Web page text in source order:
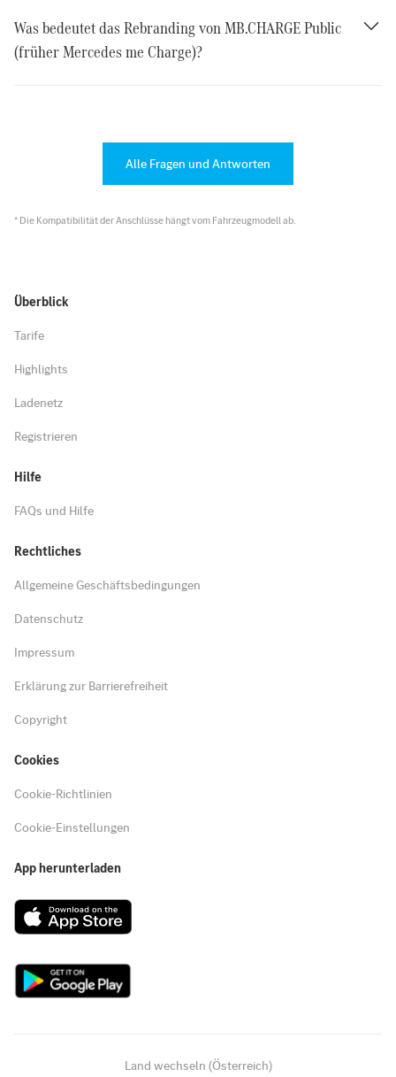
Was bedeutet das Rebranding von MB.CHARGE Public
(früher Mercedes me Charge)?
Alle Fragen und Antworten
* Die Kompatibilität der Anschlüsse hängt vom Fahrzeugmodell ab.
Überblick
Tarife
Highlights
Ladenetz
Registrieren
Hilfe
FAQs und Hilfe
Rechtliches
Allgemeine Geschäftsbedingungen
Datenschutz
Impressum
Erklärung zur Barrierefreiheit
Copyright
Cookies
Cookie-Richtlinien
Cookie-Einstellungen
App herunterladen
Land wechseln (Österreich)